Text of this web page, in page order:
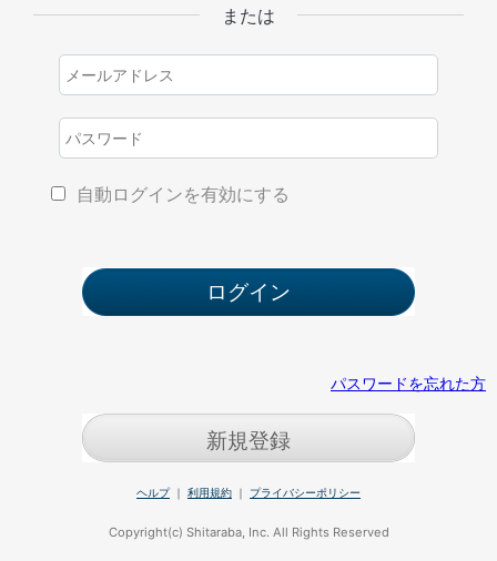
または
自動ログインを有効にする
パスワードを忘れた方
新規登録
ヘルプ｜ 利用規約 ｜ プライバシーポリシー
Copyright(c) Shitaraba, Inc. All Rights Reserved